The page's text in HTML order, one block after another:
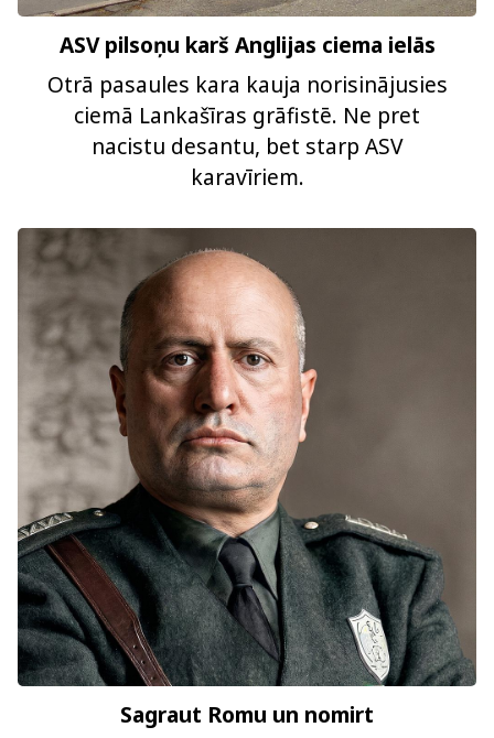
ASV pilsoņu karš Anglijas ciema ielās
Otrā pasaules kara kauja norisinājusies
ciemā Lankašīras grāfistē. Ne pret
nacistu desantu, bet starp ASV
karavīriem.
Sagraut Romu un nomirt